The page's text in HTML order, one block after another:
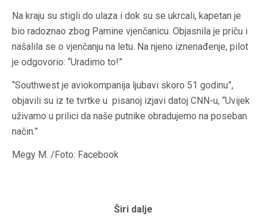
Na kraju su stigli do ulaza i dok su se ukrcali, kapetan je
bio radoznao zbog Pamine vjenčanicu. Objasnila je priču i
našalila se o vjenčanju na letu. Na njeno iznenađenje, pilot
je odgovorio: “Uradimo to!”
“Southwest je aviokompanija ljubavi skoro 51 godinu”,
objavili su iz te tvrtke u pisanoj izjavi datoj CNN-u, “Uvijek
uživamo u prilici da naše putnike obradujemo na poseban
način.”
Megy M. /Foto: Facebook
Širi dalje